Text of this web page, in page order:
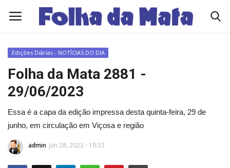
Quem Somos
Como Anunciar
Contato
Eleições 2026
Edições Diárias - NOTÍCIAS DO DIA
Folha da Mata 2881 -
29/06/2023
Essa é a capa da edição impressa desta quinta-feira, 29 de
junho, em circulação em Viçosa e região
admin Jun 28, 2023 - 19:33